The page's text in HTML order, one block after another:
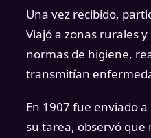
Una vez recibido,
Viajó a zonas rurales
normas de higiene,
transmitían
En 1907 fue enviado
su tarea, observó